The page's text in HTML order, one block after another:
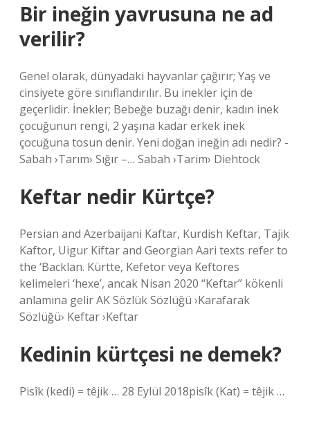
Bir ineğin yavrusuna ne ad
verilir?
Genel olarak, dünyadaki hayvanlar çağırır; Yaş ve
cinsiyete göre sınıflandırılır. Bu inekler için de
geçerlidir. İnekler; Bebeğe buzağı denir, kadın inek
çocuğunun rengi, 2 yaşına kadar erkek inek
çocuğuna tosun denir. Yeni doğan ineğin adı nedir? -
Sabah ›Tarım› Sığır –… Sabah ›Tarim› Diehtock
Keftar nedir Kürtçe?
Persian and Azerbaijani Kaftar, Kurdish Keftar, Tajik
Kaftor, Uigur Kiftar and Georgian Aari texts refer to
the ‘Backlan. Kürtte, Kefetor veya Keftores
kelimeleri ‘hexe’, ancak Nisan 2020 “Keftar” kökenli
anlamına gelir AK Sözlük Sözlüğü ›Karafarak
Sözlüğü› Keftar ›Keftar
Kedinin kürtçesi ne demek?
Pisîk (kedi) = têjik … 28 Eylül 2018pisîk (Kat) = têjik …